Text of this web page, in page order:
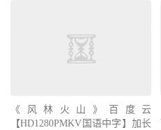
《风林火山》百度云
【HD1280PMKV国语中字】加长